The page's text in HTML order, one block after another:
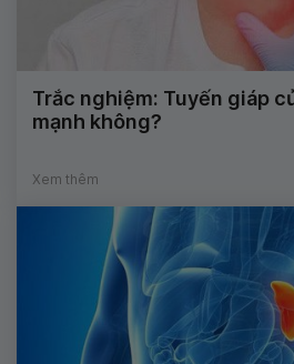
Trắc nghiệm: Tuyến giáp
mạnh không?
Xem thêm